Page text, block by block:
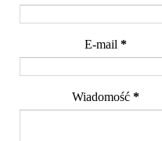
E-mail *
Wiadomość *